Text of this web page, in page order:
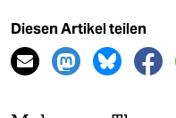
Diesen Artikel teilen